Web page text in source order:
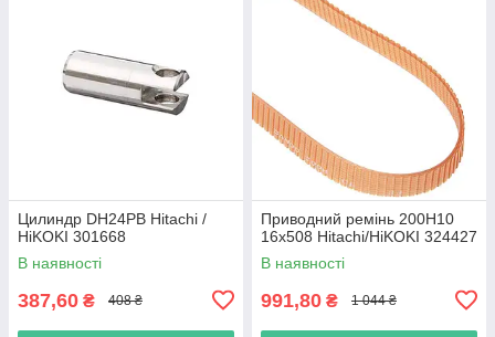
Цилиндр DH24PB Hitachi /
HiKOKI 301668
В наявності
387,60 ₴ 408 ₴
Приводний ремінь 200Н10
16х508 Hitachi/HiKOKI 324427
В наявності
991,80 ₴ 1 044 ₴